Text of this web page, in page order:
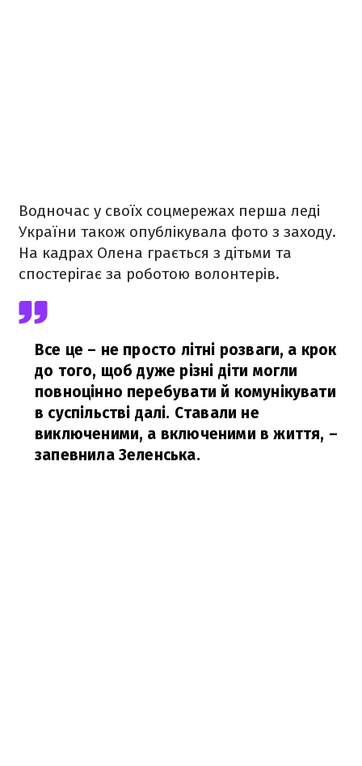
Водночас у своїх соцмережах перша леді
України також опублікувала фото з заходу.
На кадрах Олена грається з дітьми та
спостерігає за роботою волонтерів.
Все це – не просто літні розваги, а крок
до того, щоб дуже різні діти могли
повноцінно перебувати й комунікувати
в суспільстві далі. Ставали не
виключеними, а включеними в життя, –
запевнила Зеленська.